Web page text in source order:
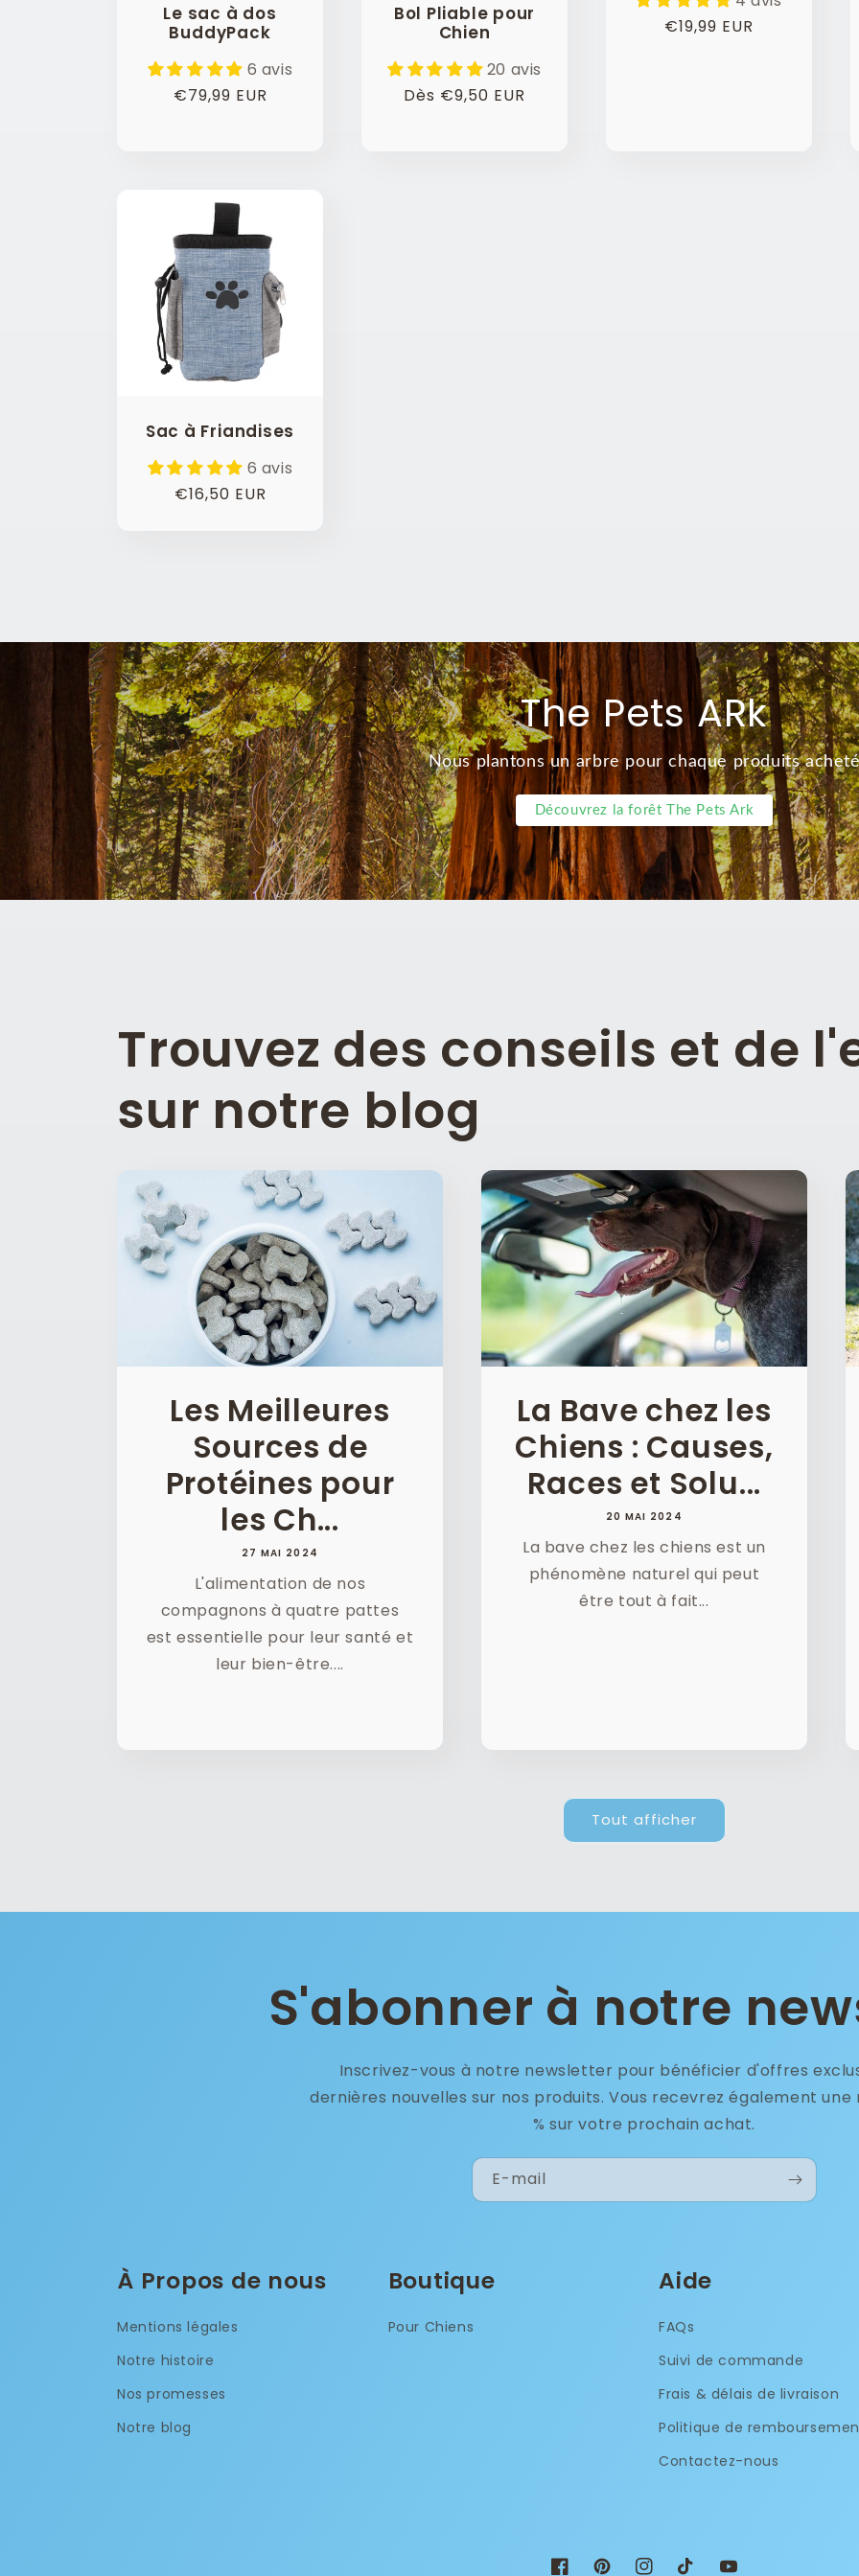
Le sac à dos
BuddyPack
6 avis
Prix
€79,99 EUR
Bol Pliable pour
Chien
20 avis
Prix
Dès €9,50 EUR
Prix
€19,99 EUR
Sac à Friandises
6 avis
Prix
€16,50 EUR
The Pets ARk
Nous plantons un arbre pour chaque produits
Découvrez la forêt The Pets Ark
Trouvez des conseils et de
sur notre blog
Les Meilleures
Sources de
Protéines pour
les Ch...
27 MAI 2024
L'alimentation de nos
compagnons à quatre pattes
est essentielle pour leur santé et
leur bien-être....
La Bave chez les
Chiens : Causes,
Races et Solu...
20 MAI 2024
La bave chez les chiens est un
phénomène naturel qui peut
être tout à fait...
Tout afficher
S'abonner à notre
Inscrivez-vous à notre newsletter pour bénéficier d'offres
dernières nouvelles sur nos produits. Vous recevrez également une
% sur votre prochain achat.
E-mail
À Propos de nous
Mentions légales
Notre histoire
Nos promesses
Notre blog
Boutique
Pour Chiens
Aide
FAQs
Suivi de commande
Frais & délais de livraison
Politique de
Contactez-nous